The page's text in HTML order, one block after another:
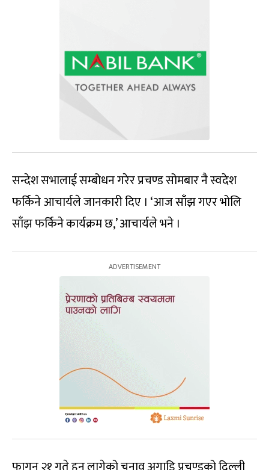
सन्देश सभालाई सम्बोधन गरेर प्रचण्ड सोमबार नै स्वदेश
फर्किने आचार्यले जानकारी दिए । ‘आज साँझ गएर भोलि
साँझ फर्किने कार्यक्रम छ,’ आचार्यले भने ।